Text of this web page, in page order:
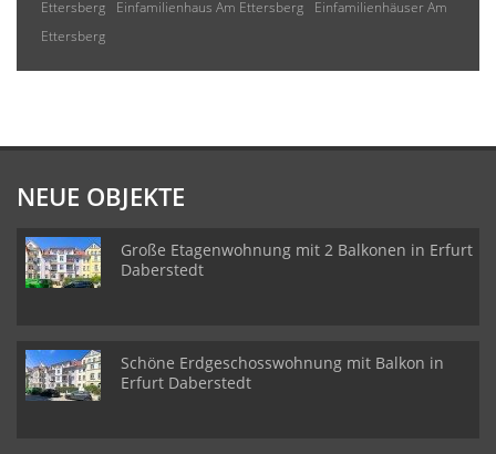
Ettersberg
Einfamilienhaus Am Ettersberg
Einfamilienhäuser Am
Ettersberg
NEUE OBJEKTE
Große Etagenwohnung mit 2 Balkonen in Erfurt
Daberstedt
Schöne Erdgeschosswohnung mit Balkon in
Erfurt Daberstedt